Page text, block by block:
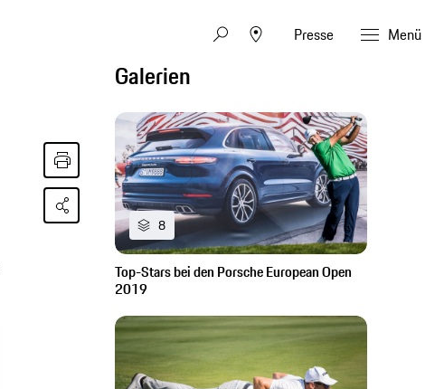
Presse Menü
Galerien
8
Top-Stars bei den Porsche European Open
2019